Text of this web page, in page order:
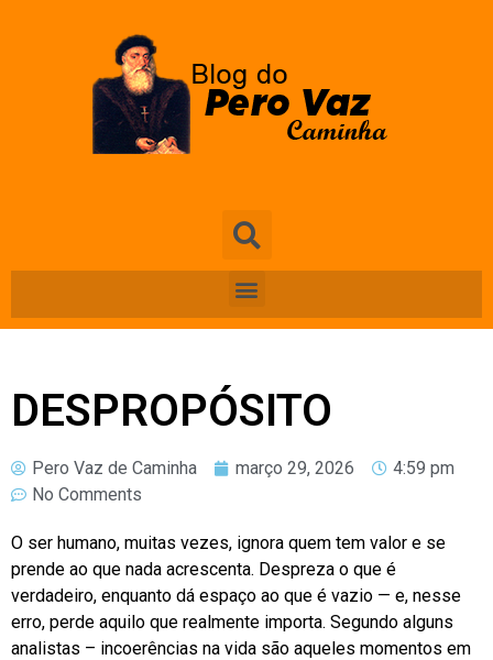
DESPROPÓSITO
Pero Vaz de Caminha março 29, 2026
4:59 pm
No Comments
O ser humano, muitas vezes, ignora quem tem valor e se
prende ao que nada acrescenta. Despreza o que é
verdadeiro, enquanto dá espaço ao que é vazio — e, nesse
erro, perde aquilo que realmente importa. Segundo alguns
analistas – incoerências na vida são aqueles momentos em